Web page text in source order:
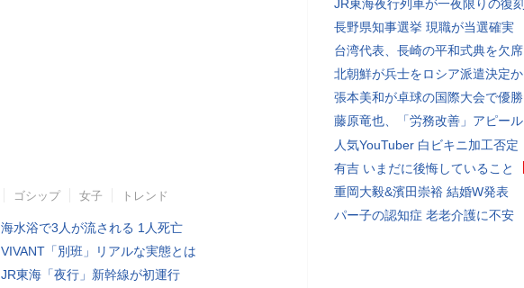
ゴシップ 女子 トレンド
海水浴で3人が流される 1人死亡
VIVANT「別班」リアルな実態とは
JR東海「夜行」新幹線が初運行
JR東海夜行列車が一夜限りの復刻
長野県知事選挙 現職が当選確実
台湾代表、長崎の平和式典を欠席
北朝鮮が兵士をロシア派遣決定か
張本美和が卓球の国際大会で優勝
藤原竜也、「労務改善」アピール
人気YouTuber 白ビキニ加工否定
有吉 いまだに後悔していること
重岡大毅&濱田崇裕 結婚W発表
パー子の認知症 老老介護に不安